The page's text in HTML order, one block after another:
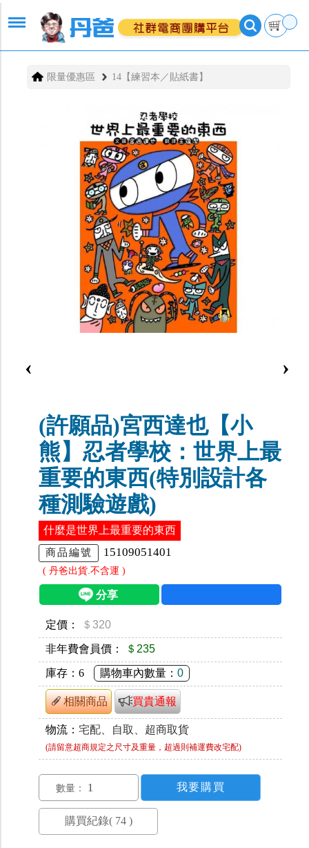
限量優惠區 14【練習本／貼紙書】
‹ ›
(許願品)宮西達也【小
熊】忍者學校：世界上最
重要的東西(特別設計各
種測驗遊戲)
什麼是世界上最重要的東西
商品編號 15109051401
( 丹爸出貨.不含運 )
定價： ＄320
非年費會員價： ＄235
庫存： 6 購物車內數量： 0
相關商品 買貴通報
物流： 宅配、自取、超商取貨
(請留意超商規定之尺寸及重量，超過則補運費改宅配)
數量：